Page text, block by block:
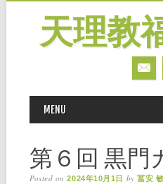
天理教
MAIN MENU
MENU
第６回 黒門
Posted on2024年10月1日 by冨安